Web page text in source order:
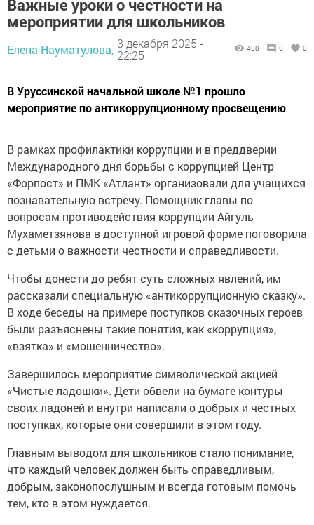
Важные уроки о честности на
мероприятии для школьников
Елена Науматулова, 3 декабря 2025 -
22:25
408 0 0
В Уруссинской начальной школе №1 прошло
мероприятие по антикоррупционному просвещению
В рамках профилактики коррупции и в преддверии
Международного дня борьбы с коррупцией Центр
«Форпост» и ПМК «Атлант» организовали для учащихся
познавательную встречу. Помощник главы по
вопросам противодействия коррупции Айгуль
Мухаметзянова в доступной игровой форме поговорила
с детьми о важности честности и справедливости.
Чтобы донести до ребят суть сложных явлений, им
рассказали специальную «антикоррупционную сказку».
В ходе беседы на примере поступков сказочных героев
были разъяснены такие понятия, как «коррупция»,
«взятка» и «мошенничество».
Завершилось мероприятие символической акцией
«Чистые ладошки». Дети обвели на бумаге контуры
своих ладоней и внутри написали о добрых и честных
поступках, которые они совершили в этом году.
Главным выводом для школьников стало понимание,
что каждый человек должен быть справедливым,
добрым, законопослушным и всегда готовым помочь
тем, кто в этом нуждается.